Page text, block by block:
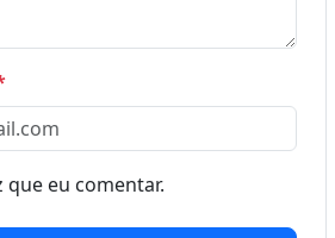
eu comentar.